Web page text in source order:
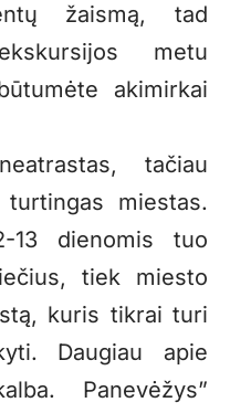
žaismą, tad
metu
akimirkai
tačiau
miestas.
13 dienomis tuo
tiek miesto
kuris tikrai turi
Daugiau apie
Panevėžys”